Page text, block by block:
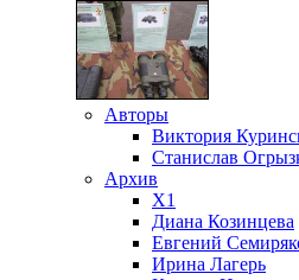
Авторы
Виктория
Станислав
Архив
X1
Диана Козинцева
Евгений
Ирина Лагерь